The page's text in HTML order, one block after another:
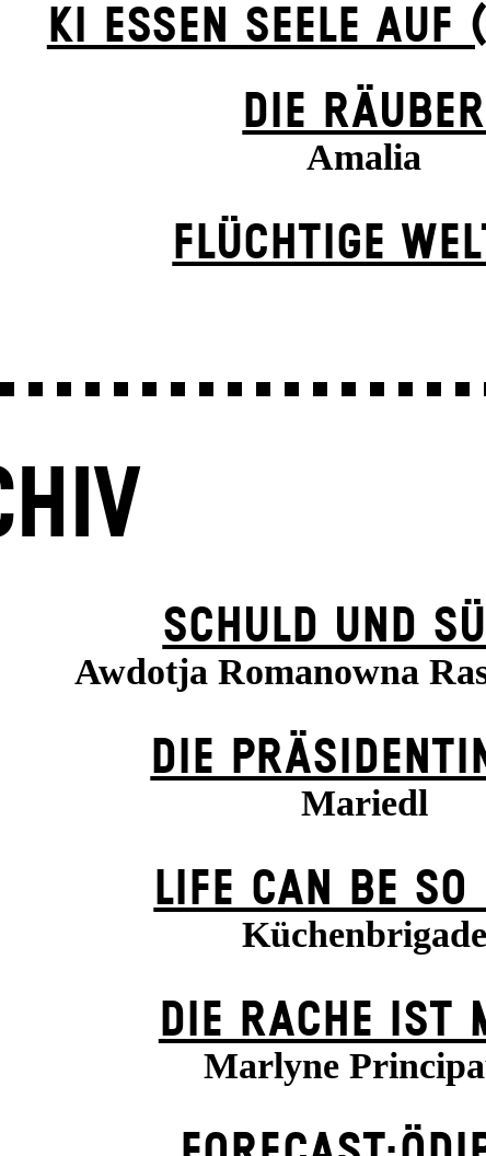
KI ESSEN SEELE AUF
DIE RÄUBER
Amalia
FLÜCHTIGE
SCHULD UND
Awdotja Romanowna
DIE
Mariedl
LIFE CAN BE SO
Küchenbrigade
DIE RACHE IST
Marlyne